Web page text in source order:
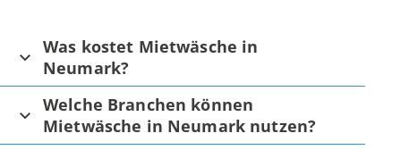
Was kostet Mietwäsche in
Neumark?
Welche Branchen können
Mietwäsche in Neumark nutzen?